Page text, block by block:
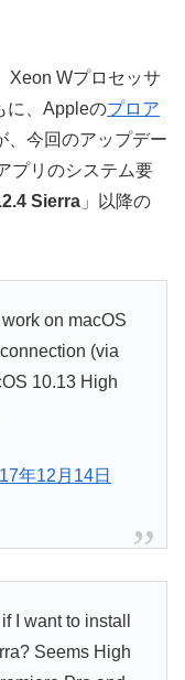
Wプロセッサ
に、Appleのプロア
、今回のアップデー
プリのシステム要
Sierra 」以降の
on macOS
(via
10.13 High
年12月14日
I want to install
Seems High